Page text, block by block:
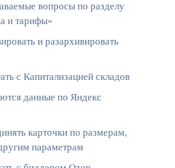
вопросы по разделу
и тарифы»
и разархивировать
c Капитализацией складов
данные по Яндекс
карточки по размерам,
параметрам